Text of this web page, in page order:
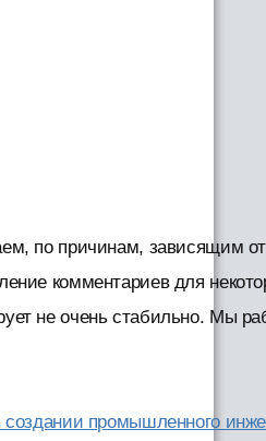
по причинам, зависящим
комментариев для
не очень стабильно. Мы
создании промышленного